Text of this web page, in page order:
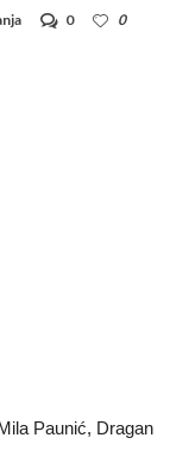
0
0
Paunić, Dragan